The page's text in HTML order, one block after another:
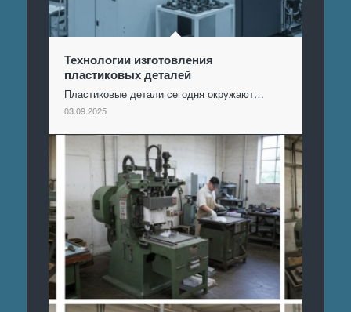
Технологии изготовления
пластиковых деталей
Пластиковые детали сегодня окружают…
03.09.2025